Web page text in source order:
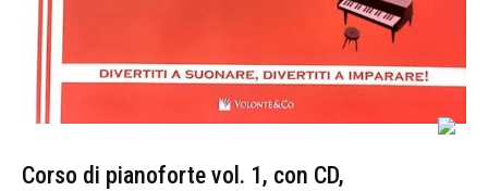
Corso di pianoforte vol. 1, con CD,